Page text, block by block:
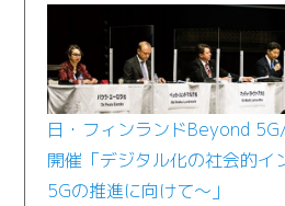
日・フィンランドBeyond
開催「デジタル化の社会的イ
5Gの推進に向けて～」